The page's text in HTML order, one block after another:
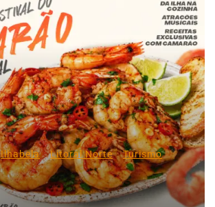
Ilhabela Litoral Norte Turismo